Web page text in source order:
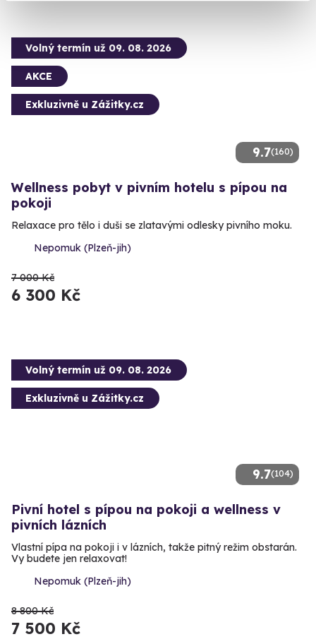
9.7(160)
Volný termín už 09. 08. 2026
AKCE
Exkluzivně u Zážitky.cz
Wellness pobyt v pivním hotelu s pípou na
pokoji
Relaxace pro tělo i duši se zlatavými odlesky pivního moku.
Nepomuk (Plzeň-jih)
7 000 Kč
6 300 Kč
9.7(104)
Volný termín už 09. 08. 2026
Exkluzivně u Zážitky.cz
Pivní hotel s pípou na pokoji a wellness v
pivních lázních
Vlastní pípa na pokoji i v lázních, takže pitný režim obstarán.
Vy budete jen relaxovat!
Nepomuk (Plzeň-jih)
8 800 Kč
7 500 Kč